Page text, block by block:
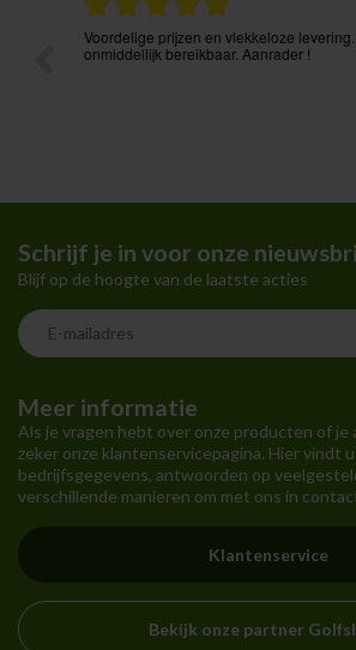
Voordelige prijzen en vlekkeloze
onmiddellijk bereikbaar. Aanrader !
Meer informatie
Als je vragen hebt over onze producten of je
zeker onze klantenservicepagina. Hier vindt
bedrijfsgegevens, antwoorden op
verschillende manieren om met ons in
Klantenservice
Bekijk onze partner
Schrijf je in voor onze
Blijf op de hoogte van de laatste acties